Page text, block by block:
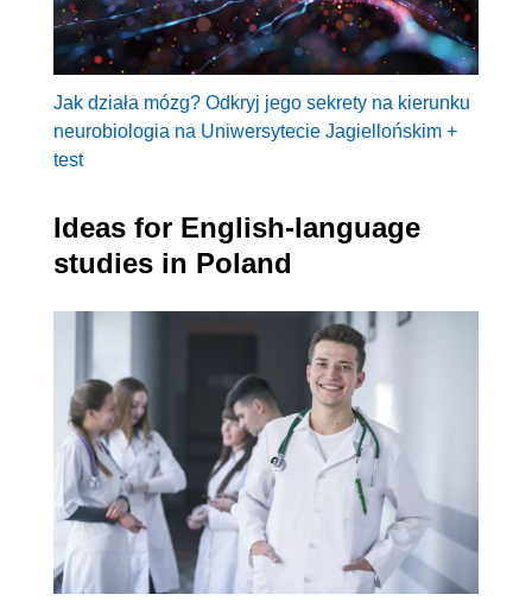
Jak działa mózg? Odkryj jego sekrety na kierunku
neurobiologia na Uniwersytecie Jagiellońskim +
test
Ideas for English-language
studies in Poland